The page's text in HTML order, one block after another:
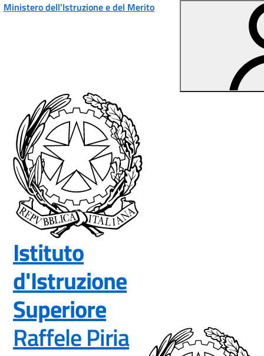
Vai ai contenuti
Vai al menu di navigazione
Vai al footer
Ministero dell'Istruzione e del Merito
Istituto
d'Istruzione
Superiore
Raffele Piria— Visita la